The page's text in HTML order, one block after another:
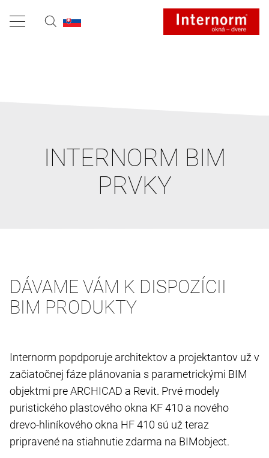
INTERNORM BIM
PRVKY
DÁVAME VÁM K DISPOZÍCII
BIM PRODUKTY
Internorm popdporuje architektov a projektantov už v
začiatočnej fáze plánovania s parametrickými BIM
objektmi pre ARCHICAD a Revit. Prvé modely
puristického plastového okna KF 410 a nového
drevo-hliníkového okna HF 410 sú už teraz
pripravené na stiahnutie zdarma na BIMobject.